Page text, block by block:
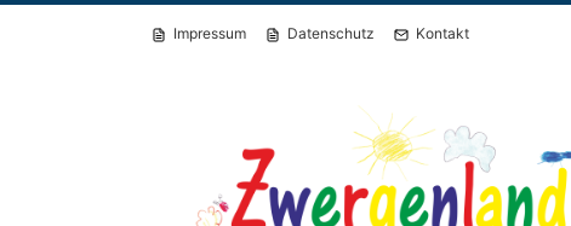
Impressum Datenschutz Kontakt